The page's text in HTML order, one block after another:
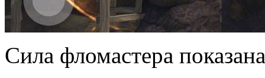
Сила фломастера